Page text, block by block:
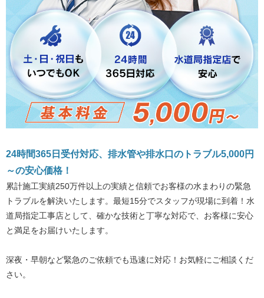
24時間365日受付対応、排水管や排水口のトラブル5,000円
～の安心価格！
累計施工実績250万件以上の実績と信頼でお客様の水まわりの緊急
トラブルを解決いたします。最短15分でスタッフが現場に到着！水
道局指定工事店として、確かな技術と丁寧な対応で、お客様に安心
と満足をお届けいたします。
深夜・早朝など緊急のご依頼でも迅速に対応！お気軽にご相談くだ
さい。